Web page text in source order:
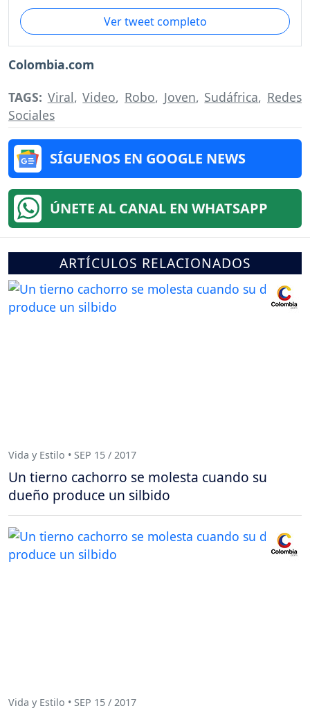
Ver tweet completo
Colombia.com
TAGS: Viral,Video, Robo, Joven, Sudáfrica, Redes
Sociales
SÍGUENOS EN GOOGLE NEWS
ÚNETE AL CANAL EN WHATSAPP
ARTÍCULOS RELACIONADOS
Vida y Estilo • SEP 15 / 2017
Un tierno cachorro se molesta cuando su
dueño produce un silbido
Vida y Estilo • SEP 15 / 2017